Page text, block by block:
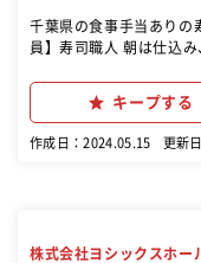
千葉県の食事手当ありの寿
員】寿司職人 朝は仕込み、それ以降は板前業務をお任せします。 赤酢
しくなるようネタの仕込
おぼろ、穴子など通常
やる気を評価します。わ
キープする
作成日：2024.05.15 更新
株式会社ヨシックスホー